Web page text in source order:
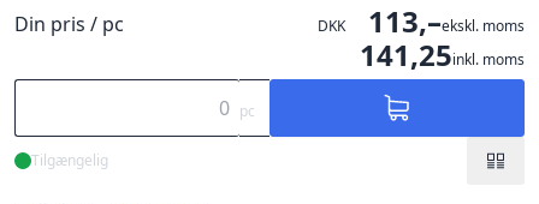
Din pris / pc DKK 113,–ekskl. moms
141,25inkl. moms
pc
Tilgængelig